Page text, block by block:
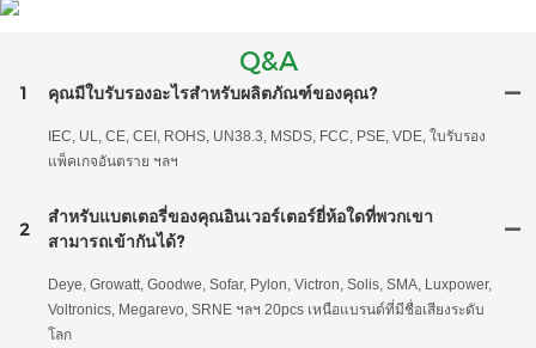
Q&A
1 คุณมีใบรับรองอะไรสำหรับผลิตภัณฑ์ของคุณ?
IEC, UL, CE, CEI, ROHS, UN38.3, MSDS, FCC, PSE, VDE, ใบรับรอง
แพ็คเกจอันตราย ฯลฯ
2
สำหรับแบตเตอรี่ของคุณอินเวอร์เตอร์ยี่ห้อใดที่พวกเขา
สามารถเข้ากันได้?
Deye, Growatt, Goodwe, Sofar, Pylon, Victron, Solis, SMA, Luxpower,
Voltronics, Megarevo, SRNE ฯลฯ 20pcs เหนือแบรนด์ที่มีชื่อเสียงระดับ
โลก